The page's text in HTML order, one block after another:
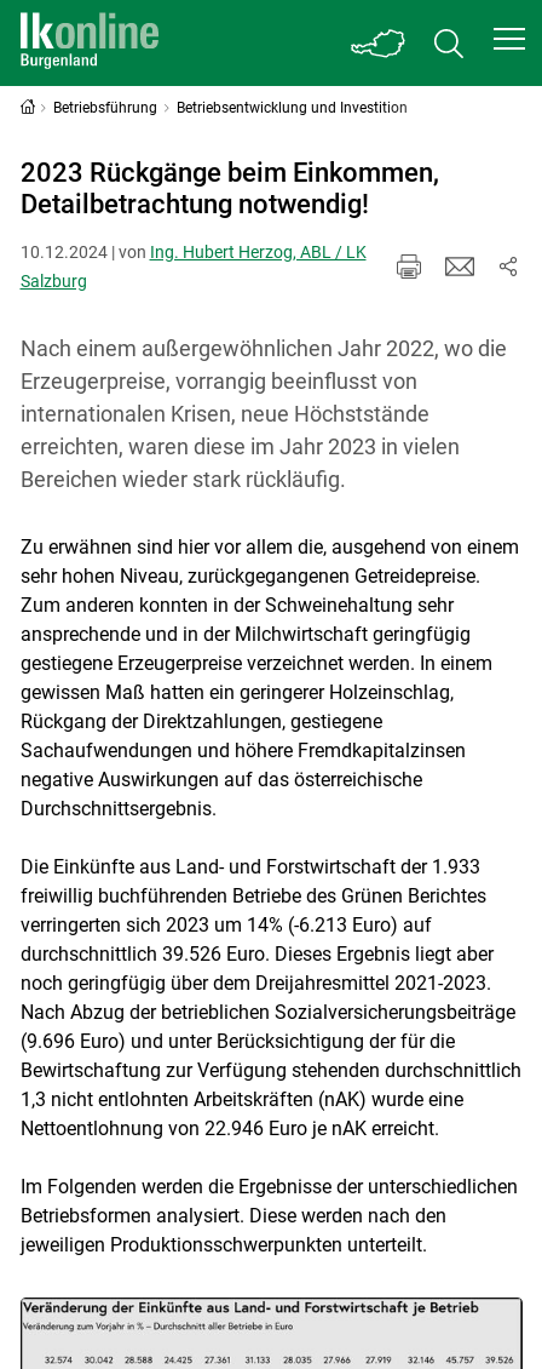
Betriebsführung Betriebsentwicklung und Investition
2023 Rückgänge beim Einkommen,
Detailbetrachtung notwendig!
10.12.2024 | von Ing. Hubert Herzog, ABL / LK
Salzburg
Nach einem außergewöhnlichen Jahr 2022, wo die
Erzeugerpreise, vorrangig beeinflusst von
internationalen Krisen, neue Höchststände
erreichten, waren diese im Jahr 2023 in vielen
Bereichen wieder stark rückläufig.
Zu erwähnen sind hier vor allem die, ausgehend von einem
sehr hohen Niveau, zurückgegangenen Getreidepreise.
Zum anderen konnten in der Schweinehaltung sehr
ansprechende und in der Milchwirtschaft geringfügig
gestiegene Erzeugerpreise verzeichnet werden. In einem
gewissen Maß hatten ein geringerer Holzeinschlag,
Rückgang der Direktzahlungen, gestiegene
Sachaufwendungen und höhere Fremdkapitalzinsen
negative Auswirkungen auf das österreichische
Durchschnittsergebnis.
Die Einkünfte aus Land- und Forstwirtschaft der 1.933
freiwillig buchführenden Betriebe des Grünen Berichtes
verringerten sich 2023 um 14% (-6.213 Euro) auf
durchschnittlich 39.526 Euro. Dieses Ergebnis liegt aber
noch geringfügig über dem Dreijahresmittel 2021-2023.
Nach Abzug der betrieblichen Sozialversicherungsbeiträge
(9.696 Euro) und unter Berücksichtigung der für die
Bewirtschaftung zur Verfügung stehenden durchschnittlich
1,3 nicht entlohnten Arbeitskräften (nAK) wurde eine
Nettoentlohnung von 22.946 Euro je nAK erreicht.
Im Folgenden werden die Ergebnisse der unterschiedlichen
Betriebsformen analysiert. Diese werden nach den
jeweiligen Produktionsschwerpunkten unterteilt.